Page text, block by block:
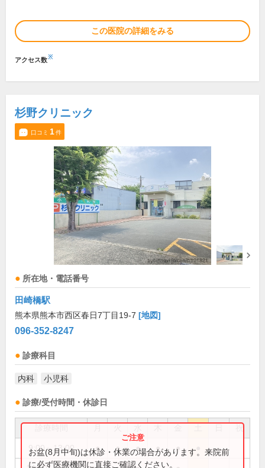
この医院の詳細をみる
アクセス数※
杉野クリニック
口コミ 1件
所在地・電話番号
田崎橋駅
熊本県熊本市西区春日7丁目19-7 [地図]
096-352-8247
診療科目
内科 小児科
診療/受付時間・休診日
祝
9:00～13:00 ● ● ● ● ●
お盆(8月中旬)は休診・休業の場合があります。来院前
に必ず医療機関に直接ご確認ください。